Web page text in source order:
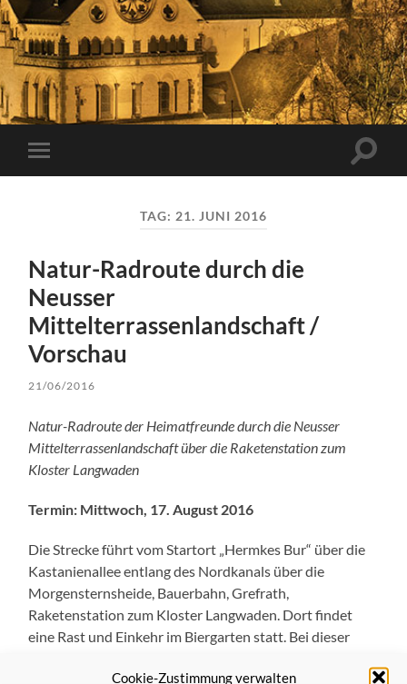
Cookie-Zustimmung verwalten
Mobile-
Menü
TAG: 21. JUNI 2016
Natur-Radroute durch die
Neusser
Mittelterrassenlandschaft /
Vorschau
21/06/2016
Natur-Radroute der Heimatfreunde durch die Neusser
Mittelterrassenlandschaft über die Raketenstation zum
Kloster Langwaden
Termin: Mittwoch, 17. August 2016
Die Strecke führt vom Startort „Hermkes Bur“ über die
Kastanienallee entlang des Nordkanals über die
Morgensternsheide, Bauerbahn, Grefrath,
Raketenstation zum Kloster Langwaden. Dort findet
eine Rast und Einkehr im Biergarten statt. Bei dieser
Rundgang alles Wissenswerte über das Kloster und